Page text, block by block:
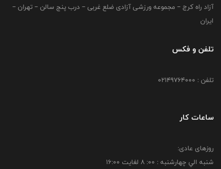
آزاد راه کرج – مجموعه ورزشی آزادی ضلع غربی – درب پنج سالن – تهران –
ایران
تلفن و فکس
تلفن : 02149764000
ساعات کار
روزهای عادی:
شنبه الي چهارشنبه : 00: 8 لغايت 16:00